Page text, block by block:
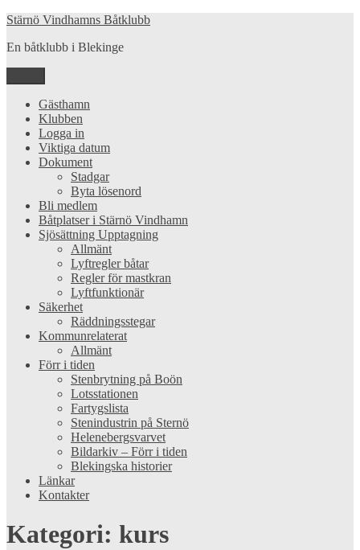
Hoppa
innehåll
Stärnö Vindhamns Båtklubb
En båtklubb i Blekinge
Gästhamn
Klubben
Logga in
Viktiga datum
Dokument
Stadgar
Byta lösenord
Bli medlem
Båtplatser i Stärnö Vindhamn
Sjösättning Upptagning
Allmänt
Lyftregler båtar
Regler för mastkran
Lyftfunktionär
Säkerhet
Räddningsstegar
Kommunrelaterat
Allmänt
Förr i tiden
Stenbrytning på Boön
Lotsstationen
Fartygslista
Stenindustrin på Sternö
Helenebergsvarvet
Bildarkiv – Förr i tiden
Blekingska historier
Länkar
Kontakter
Kategori: kurs